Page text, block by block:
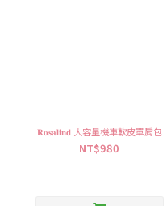
𝐑𝐨𝐬𝐚𝐥𝐢𝐧𝐝 大容量機車軟皮單肩包
NT$980